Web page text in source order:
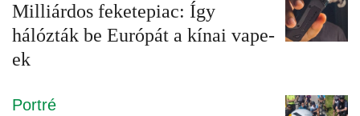
Milliárdos feketepiac: Így
hálózták be Európát a kínai vape-
ek
Portré